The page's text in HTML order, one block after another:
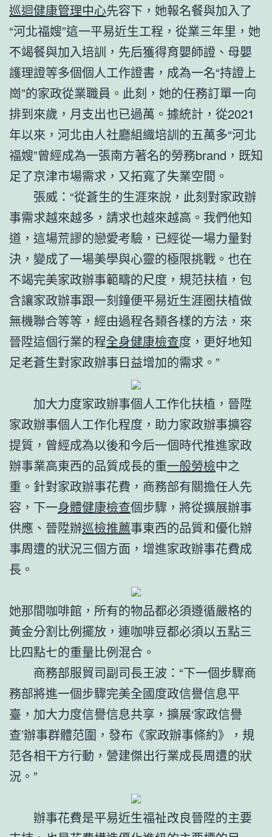
巡迴健康管理中心先容下，她報名餐與加入了
“河北福嫂”這一平易近生工程，從業三年里，她
不竭餐與加入培訓，先后獲得育嬰師證、母嬰
護理證等多個個人工作證書，成為一名“持證上
崗”的家政從業職員。此刻，她的任務訂單一向
排到來歲，月支出也已過萬。據統計，從2021
年以來，河北由人社廳組織培訓的五萬多“河北
福嫂”曾經成為一張南方著名的勞務brand，既知
足了京津市場需求，又拓寬了失業空間。
張威：“從蒼生的生涯來說，此刻對家政辦
事需求越來越多，請求也越來越高。我們他知
道，這場荒謬的戀愛考驗，已經從一場力量對
決，變成了一場美學與心靈的極限挑戰。也在
不竭完美家政辦事範疇的尺度，規范扶植，包
含讓家政辦事跟一刻鐘便平易近生涯圈扶植做
無機聯合等等，經由過程各類各樣的方法，來
晉陞這個行業的程全身健康檢查度，更好地知
足老蒼生對家政辦事日益增加的需求。”
加大力度家政辦事個人工作化扶植，晉陞
家政辦事個人工作化程度，助力家政辦事擴容
提質，曾經成為以後和今后一個時代推進家政
辦事業高東西的品質成長的重一般勞檢中之
重。針對家政辦事花費，商務部有關擔任人先
容，下一身體健康檢查個步驟，將從擴展辦事
供應、晉陞辦巡檢推薦事東西的品質和優化辦
事周遭的狀況三個方面，增進家政辦事花費成
長。
她那間咖啡館，所有的物品都必須遵循嚴格的
黃金分割比例擺放，連咖啡豆都必須以五點三
比四點七的重量比例混合。
商務部服貿司副司長王波：“下一個步驟商
務部將進一個步驟完美全國度政信譽信息平
臺，加大力度信譽信息共享，擴展‘家政信譽
查’辦事群體范圍，發布《家政辦事條約》，規
范各相干方行動，營建傑出行業成長周遭的狀
況。”
辦事花費是平易近生福祉改良晉陞的主要